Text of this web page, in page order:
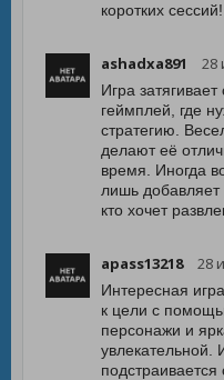
коротких сессий!
ashadxa891 28
Игра
геймплей, где
стратегию.
делают её
время. Иногда
лишь добавляет
кто хочет
apass13218 28
Интересная
к цели с
персонажи и
увлекательной.